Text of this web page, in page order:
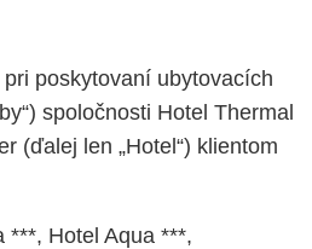
poskytovaní ubytovacích
spoločnosti Hotel Thermal
(ďalej len „Hotel“) klientom
***, Hotel Aqua ***,